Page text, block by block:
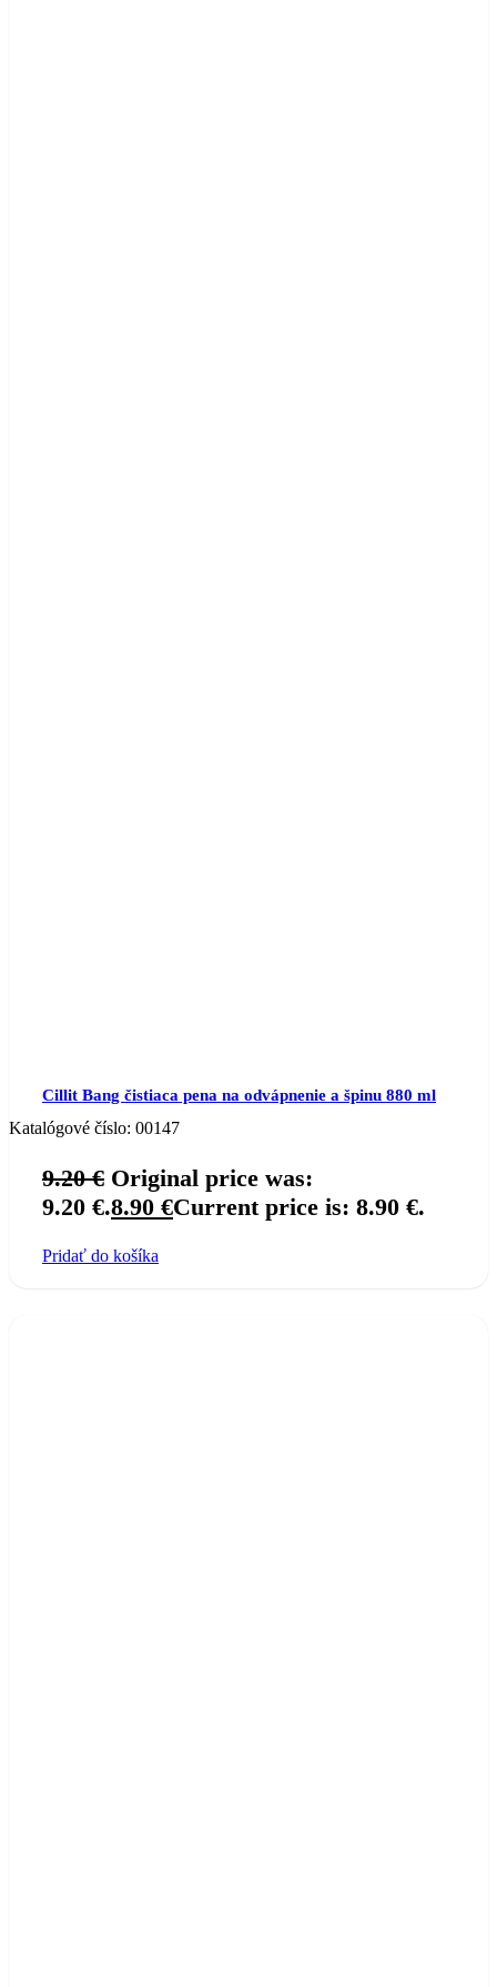
Cillit Bang čistiaca pena na odvápnenie a špinu 880 ml
Katalógové číslo: 00147
9.20€ Original price was:
9.20 €.8.90 €Current price is: 8.90 €.
Pridať do košíka